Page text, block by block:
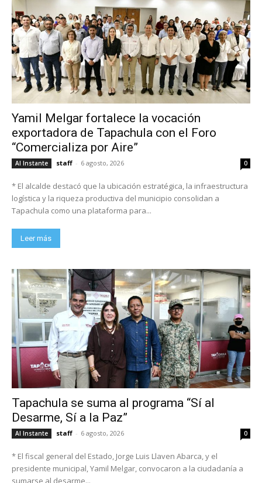
Yamil Melgar fortalece la vocación
exportadora de Tapachula con el Foro
“Comercializa por Aire”
Al Instante staff - 6 agosto, 2026 0
* El alcalde destacó que la ubicación estratégica, la infraestructura
logística y la riqueza productiva del municipio consolidan a
Tapachula como una plataforma para...
Leer más
Tapachula se suma al programa “Sí al
Desarme, Sí a la Paz”
Al Instante staff - 6 agosto, 2026 0
* El fiscal general del Estado, Jorge Luis Llaven Abarca, y el
presidente municipal, Yamil Melgar, convocaron a la ciudadanía a
sumarse al desarme...